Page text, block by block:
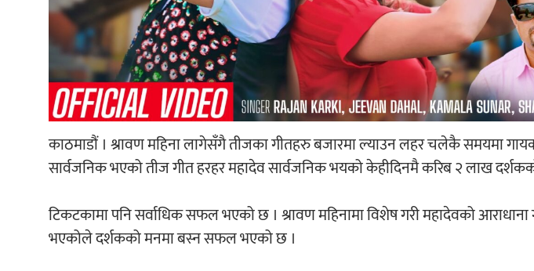
काठमाडौं । श्रावण महिना लागेसँगै तीजका गीतहरु बजारमा ल्याउन लहर चलेकै समयमा
सार्वजनिक भएको तीज गीत हरहर महादेव सार्वजनिक भयको केहीदिनमै करिब २ लाख
टिकटकामा पनि सर्वाधिक सफल भएको छ । श्रावण महिनामा विशेष गरी महादेवको आराधाना
भएकोले दर्शकको मनमा बस्न सफल भएको छ ।